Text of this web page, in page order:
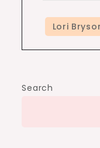
Search